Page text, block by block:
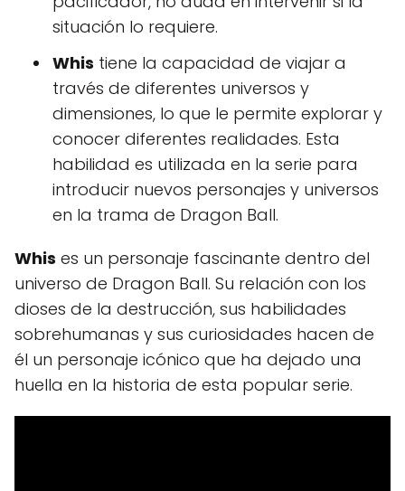
situación lo requiere.
Whis tiene la capacidad de viajar a
través de diferentes universos y
dimensiones, lo que le permite explorar y
conocer diferentes realidades. Esta
habilidad es utilizada en la serie para
introducir nuevos personajes y universos
en la trama de Dragon Ball.
Whis es un personaje fascinante dentro del
universo de Dragon Ball. Su relación con los
dioses de la destrucción, sus habilidades
sobrehumanas y sus curiosidades hacen de
él un personaje icónico que ha dejado una
huella en la historia de esta popular serie.